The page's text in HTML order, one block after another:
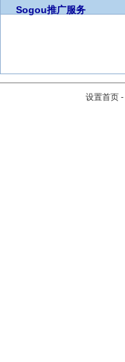
Sogou推广服务
设置首页 -